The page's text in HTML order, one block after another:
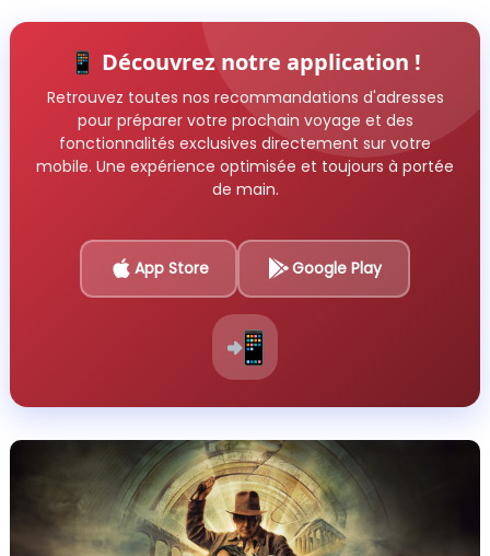
📱 Découvrez notre application !
Retrouvez toutes nos recommandations d'adresses
pour préparer votre prochain voyage et des
fonctionnalités exclusives directement sur votre
mobile. Une expérience optimisée et toujours à portée
de main.
App Store Google Play
📲